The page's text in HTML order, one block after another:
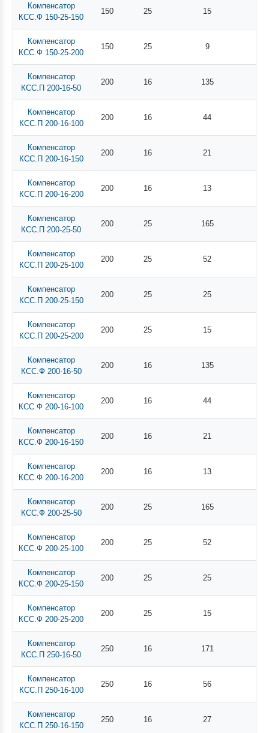
Компенсатор
КСС.Ф 150-25-150
150 25 15
Компенсатор
КСС.Ф 150-25-200
150 25 9
Компенсатор
КСС.П 200-16-50
200 16 135
Компенсатор
КСС.П 200-16-100
200 16 44
Компенсатор
КСС.П 200-16-150
200 16 21
Компенсатор
КСС.П 200-16-200
200 16 13
Компенсатор
КСС.П 200-25-50
200 25 165
Компенсатор
КСС.П 200-25-100
200 25 52
Компенсатор
КСС.П 200-25-150
200 25 25
Компенсатор
КСС.П 200-25-200
200 25 15
Компенсатор
КСС.Ф 200-16-50
200 16 135
Компенсатор
КСС.Ф 200-16-100
200 16 44
Компенсатор
КСС.Ф 200-16-150
200 16 21
Компенсатор
КСС.Ф 200-16-200
200 16 13
Компенсатор
КСС.Ф 200-25-50
200 25 165
Компенсатор
КСС.Ф 200-25-100
200 25 52
Компенсатор
КСС.Ф 200-25-150
200 25 25
Компенсатор
КСС.Ф 200-25-200
200 25 15
Компенсатор
КСС.П 250-16-50
250 16 171
Компенсатор
КСС.П 250-16-100
250 16 56
Компенсатор
КСС.П 250-16-150
250 16 27